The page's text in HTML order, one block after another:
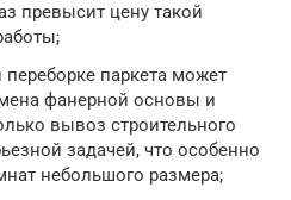
превысит цену такой
паркета может
фанерной основы и
вывоз строительного
задачей, что особенно
небольшого размера;